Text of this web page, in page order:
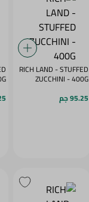
RICH LAND - STUFFED
ZUCCHINI - 400G
95.25 جم